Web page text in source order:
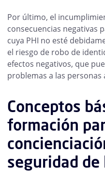
Por último, el
consecuencias negativas
cuya PHI no esté
el riesgo de robo de
efectos negativos, que
problemas a las personas
Conceptos
formación
seguridad de